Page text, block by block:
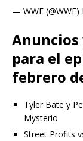
— WWE
Anuncios
para el
febrero
Tyler Bate y
Mysterio
Street Profits